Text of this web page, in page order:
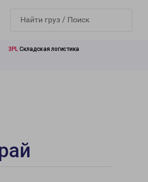
3PL Складская логистика